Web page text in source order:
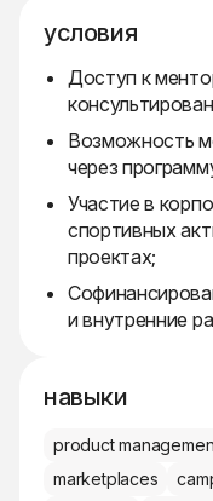
условия
Доступ к
Возможность
через
Участие в
спортивных
проектах;
и внутренние
навыки
product
marketplaces